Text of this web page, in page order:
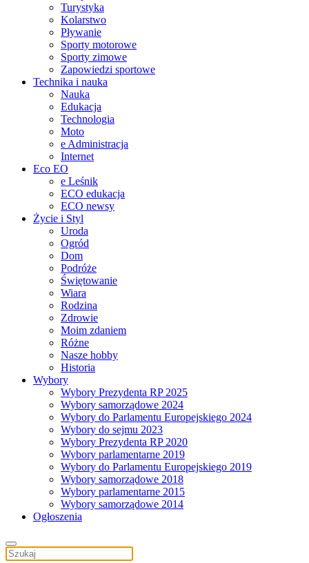
Turystyka
Kolarstwo
Pływanie
Sporty motorowe
Sporty zimowe
Zapowiedzi sportowe
Technika i nauka
Nauka
Edukacja
Technologia
Moto
e Administracja
Internet
Eco EO
e Leśnik
ECO edukacja
ECO newsy
Życie i Styl
Uroda
Ogród
Dom
Podróże
Świętowanie
Wiara
Rodzina
Zdrowie
Moim zdaniem
Różne
Nasze hobby
Historia
Wybory
Wybory Prezydenta RP 2025
Wybory samorządowe 2024
Wybory do Parlamentu Europejskiego 2024
Wybory do sejmu 2023
Wybory Prezydenta RP 2020
Wybory parlamentarne 2019
Wybory do Parlamentu Europejskiego 2019
Wybory samorządowe 2018
Wybory parlamentarne 2015
Wybory samorządowe 2014
Ogłoszenia